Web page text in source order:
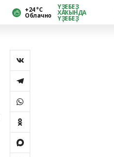
+24 °С
Облачно
ҮҘЕБЕҘ
ХАҠЫНДА
ҮҘЕБЕҘ